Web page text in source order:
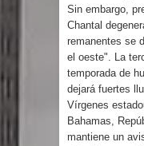
gran
Sin embargo,
Chantal
remanentes se
el oeste". La
temporada de
dejará fuertes
Vírgenes
Bahamas,
mantiene un